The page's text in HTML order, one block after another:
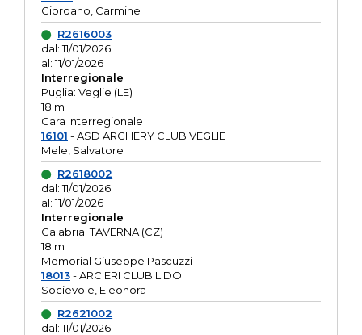
Giordano, Carmine
R2616003
dal: 11/01/2026
al: 11/01/2026
Interregionale
Puglia: Veglie (LE)
18 m
Gara Interregionale
16101 - ASD ARCHERY CLUB VEGLIE
Mele, Salvatore
R2618002
dal: 11/01/2026
al: 11/01/2026
Interregionale
Calabria: TAVERNA (CZ)
18 m
Memorial Giuseppe Pascuzzi
18013- ARCIERI CLUB LIDO
Socievole, Eleonora
R2621002
dal: 11/01/2026